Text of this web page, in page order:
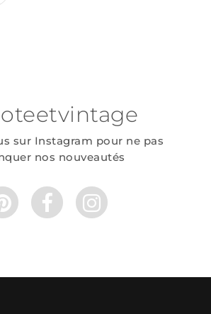
sur Instagram pour ne pas
nos nouveautés